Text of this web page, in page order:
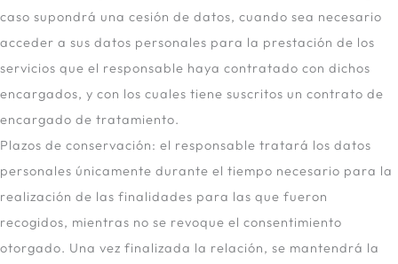
caso supondrá una cesión de datos, cuando sea necesario
acceder a sus datos personales para la prestación de los
servicios que el responsable haya contratado con dichos
encargados, y con los cuales tiene suscritos un contrato de
encargado de tratamiento.
Plazos de conservación: el responsable tratará los datos
personales únicamente durante el tiempo necesario para la
realización de las finalidades para las que fueron
recogidos, mientras no se revoque el consentimiento
otorgado. Una vez finalizada la relación, se mantendrá la